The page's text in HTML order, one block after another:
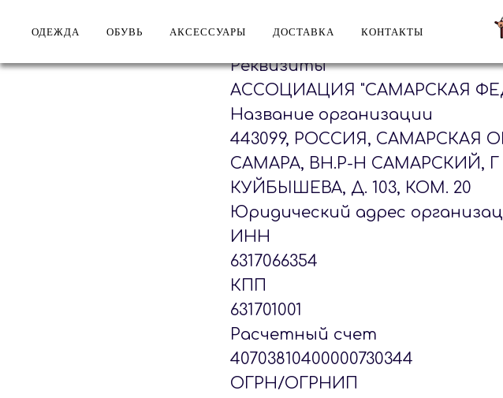
ОДЕЖДА ОБУВЬ АКСЕССУАРЫ ДОСТАВКА КОНТАКТЫ
Реквизиты
АССОЦИАЦИЯ "САМАРСКАЯ
Название организации
443099, РОССИЯ, САМАРСКАЯ
САМАРА, ВН.Р-Н САМАРСКИЙ, Г
КУЙБЫШЕВА, Д. 103, КОМ. 20
Юридический адрес
ИНН
6317066354
КПП
631701001
Расчетный счет
40703810400000730344
ОГРН/ОГРНИП